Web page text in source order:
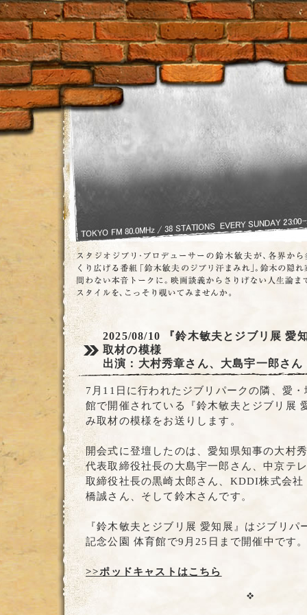
2025/08/10
『鈴木敏夫とジブリ展 愛
取材の模様
出演：大村秀章さん、大島宇一郎さん
7月11日に行われたジブリパークの隣、愛
館で開催されている『鈴木敏夫とジブリ展
み取材の模様をお送りします。
開会式に登壇したのは、愛知県知事の大村
代表取締役社長の大島宇一郎さん、中京テ
取締役社長の黒崎太郎さん、KDDI株式会
橋誠さん、そして鈴木さんです。
『鈴木敏夫とジブリ展 愛知展』はジブリパ
記念公園 体育館で9月25日まで開催中です
>>ポッドキャストはこちら